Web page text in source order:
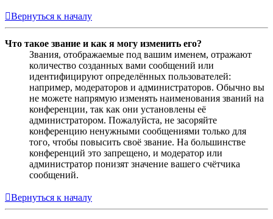
Вернуться к началу
Что такое звание и как я могу изменить его?
Звания, отображаемые под вашим именем, отражают
количество созданных вами сообщений или
идентифицируют определённых пользователей:
например, модераторов и администраторов. Обычно вы
не можете напрямую изменять наименования званий на
конференции, так как они установлены её
администратором. Пожалуйста, не засоряйте
конференцию ненужными сообщениями только для
того, чтобы повысить своё звание. На большинстве
конференций это запрещено, и модератор или
администратор понизят значение вашего счётчика
сообщений.
Вернуться к началу